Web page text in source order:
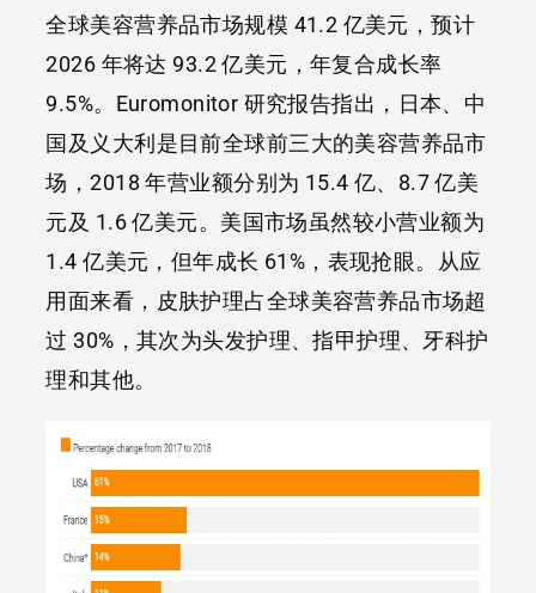
全球美容营养品市场规模 41.2 亿美元，预计
2026 年将达 93.2 亿美元，年复合成长率
9.5%。Euromonitor 研究报告指出，日本、中
国及义大利是目前全球前三大的美容营养品市
场，2018 年营业额分别为 15.4 亿、8.7 亿美
元及 1.6 亿美元。美国市场虽然较小营业额为
1.4 亿美元，但年成长 61%，表现抢眼。从应
用面来看，皮肤护理占全球美容营养品市场超
过 30%，其次为头发护理、指甲护理、牙科护
理和其他。